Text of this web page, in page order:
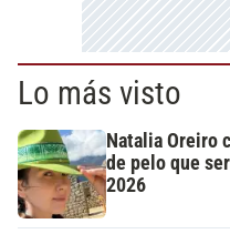
Lo más visto
Natalia Oreiro
de pelo que
2026